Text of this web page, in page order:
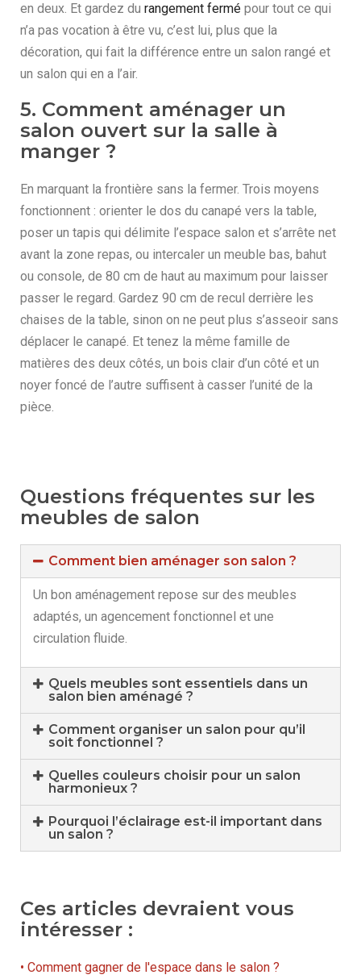
en deux. Et gardez du rangement fermé pour tout ce qui
n’a pas vocation à être vu, c’est lui, plus que la
décoration, qui fait la différence entre un salon rangé et
un salon qui en a l’air.
5. Comment aménager un
salon ouvert sur la salle à
manger ?
En marquant la frontière sans la fermer. Trois moyens
fonctionnent : orienter le dos du canapé vers la table,
poser un tapis qui délimite l’espace salon et s’arrête net
avant la zone repas, ou intercaler un meuble bas, bahut
ou console, de 80 cm de haut au maximum pour laisser
passer le regard. Gardez 90 cm de recul derrière les
chaises de la table, sinon on ne peut plus s’asseoir sans
déplacer le canapé. Et tenez la même famille de
matières des deux côtés, un bois clair d’un côté et un
noyer foncé de l’autre suffisent à casser l’unité de la
pièce.
Questions fréquentes sur les
meubles de salon
Comment bien aménager son salon ?
Un bon aménagement repose sur des meubles
adaptés, un agencement fonctionnel et une
circulation fluide.
Quels meubles sont essentiels dans un
salon bien aménagé ?
Comment organiser un salon pour qu’il
soit fonctionnel ?
Quelles couleurs choisir pour un salon
harmonieux ?
Pourquoi l’éclairage est-il important dans
un salon ?
Ces articles devraient vous
intéresser :
• Comment gagner de l'espace dans le salon ?